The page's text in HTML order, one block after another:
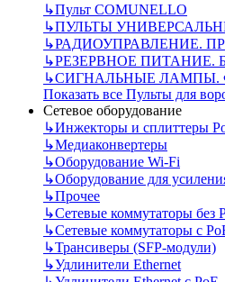
↳Пульт СOMUNELLO
↳ПУЛЬТЫ
↳РАДИОУПРАВЛЕНИЕ.
↳РЕЗЕРВНОЕ ПИТАНИЕ.
↳СИГНАЛЬНЫЕ ЛАМПЫ.
Показать все Пульты для
Сетевое оборудование
↳Инжекторы и сплиттеры
↳Медиаконвертеры
↳Оборудование Wi-Fi
↳Оборудование для
↳Прочее
↳Сетевые коммутаторы без
↳Сетевые коммутаторы с
↳Трансиверы (SFP-модули)
↳Удлинители Ethernet